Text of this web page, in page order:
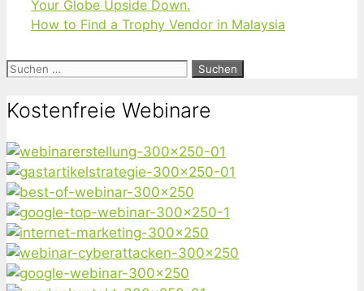
Your Globe Upside Down.
How to Find a Trophy Vendor in Malaysia
Suchen
Kostenfreie Webinare